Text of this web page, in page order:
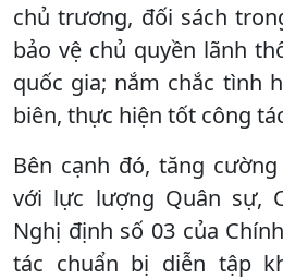
chủ trương, đối sách
bảo vệ chủ quyền lãnh
quốc gia; nắm chắc tình
biên, thực hiện tốt công
Bên cạnh đó, tăng
với lực lượng Quân sự,
Nghị định số 03 của
tác chuẩn bị diễn tập